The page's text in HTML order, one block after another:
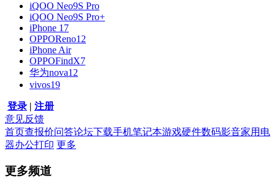
iQOO Neo9S Pro
iQOO Neo9S Pro+
iPhone 17
OPPOReno12
iPhone Air
OPPOFindX7
华为nova12
vivos19
登录 | 注册
意见反馈
首页查报价问答论坛下载手机笔记本游戏硬件数码影音家用电
器办公打印 更多
更多频道